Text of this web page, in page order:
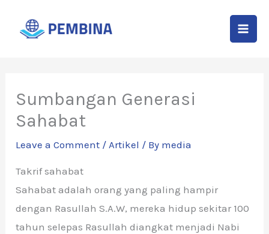
Sumbangan Generasi
Sahabat
Leave a Comment /Artikel / By media
Takrif sahabat
Sahabat adalah orang yang paling hampir
dengan Rasullah S.A.W, mereka hidup sekitar 100
tahun selepas Rasullah diangkat menjadi Nabi